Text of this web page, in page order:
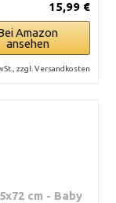
15,99 €
Amazon
ansehen
zzgl. Versandkosten
cm - Baby